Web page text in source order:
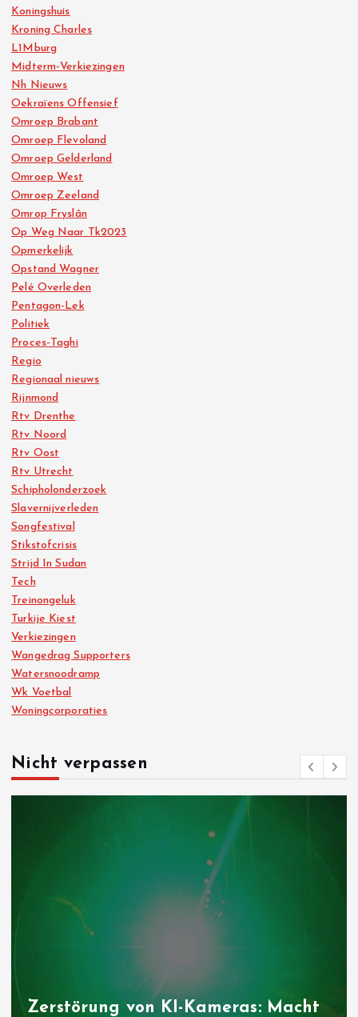
Koningshuis
Kroning Charles
L1Mburg
Midterm-Verkiezingen
Nh Nieuws
Oekraïens Offensief
Omroep Brabant
Omroep Flevoland
Omroep Gelderland
Omroep West
Omroep Zeeland
Omrop Fryslân
Op Weg Naar Tk2023
Opmerkelijk
Opstand Wagner
Pelé Overleden
Pentagon-Lek
Politiek
Proces-Taghi
Regio
Regionaal nieuws
Rijnmond
Rtv Drenthe
Rtv Noord
Rtv Oost
Rtv Utrecht
Schipholonderzoek
Slavernijverleden
Songfestival
Stikstofcrisis
Strijd In Sudan
Tech
Treinongeluk
Turkije Kiest
Verkiezingen
Wangedrag Supporters
Watersnoodramp
Wk Voetbal
Woningcorporaties
Nicht verpassen
Zerstörung von KI-Kameras: Macht